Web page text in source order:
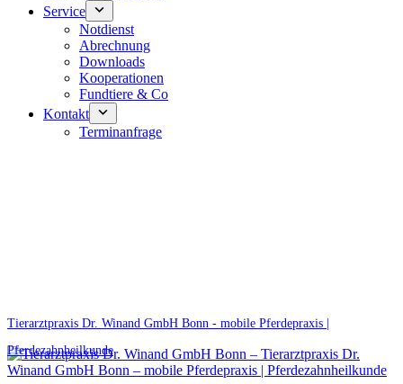
Service
Notdienst
Abrechnung
Downloads
Kooperationen
Fundtiere & Co
Kontakt
Terminanfrage
Tierarztpraxis Dr. Winand GmbH Bonn - mobile Pferdepraxis |
Pferdezahnheilkunde